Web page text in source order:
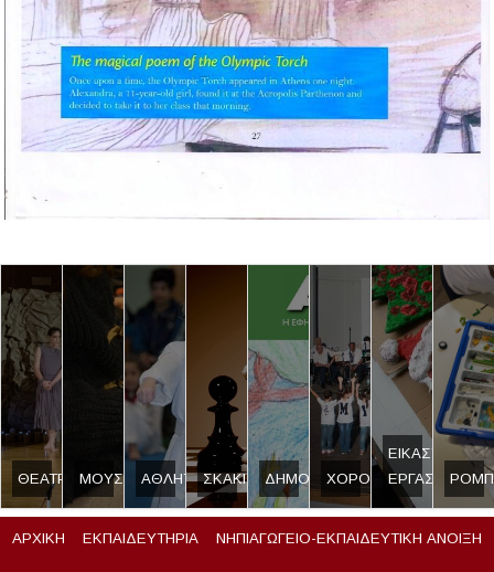
ΘΕΑΤΡΟ ΜΟΥΣΙΚΗΑΘΛΗΤΙΣΜΟΣ
ΣΚΑΚΙ ΔΗΜΟΣΙΟΓΡΑΦΙΑ
ΧΟΡΟΣ
ΕΙΚΑΣΤΙΚΟ
ΕΡΓΑΣΤΗΡΙ
ΑΡΧΙΚΗ ΕΚΠΑΙΔΕΥΤΗΡΙΑ ΝΗΠΙΑΓΩΓΕΙΟ-ΕΚΠΑΙΔΕΥΤΙΚΗ ΑΝΟΙΞΗ